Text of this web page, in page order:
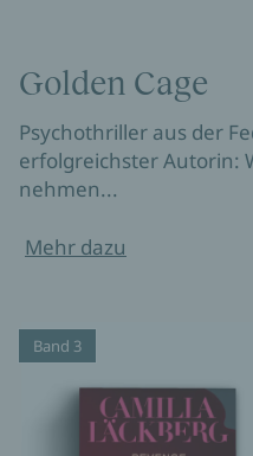
Golden Cage
Psychothriller aus der
erfolgreichster Autorin:
nehmen...
Mehr dazu
Band 3